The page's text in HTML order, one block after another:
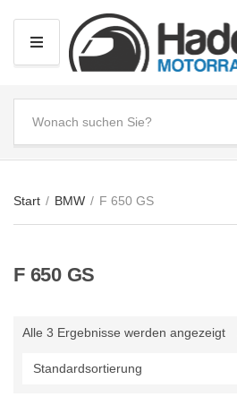
M
U
e
y
c
x
Start / BMW / F 650 GS
F 650 GS
Alle 3 Ergebnisse werden angezeigt